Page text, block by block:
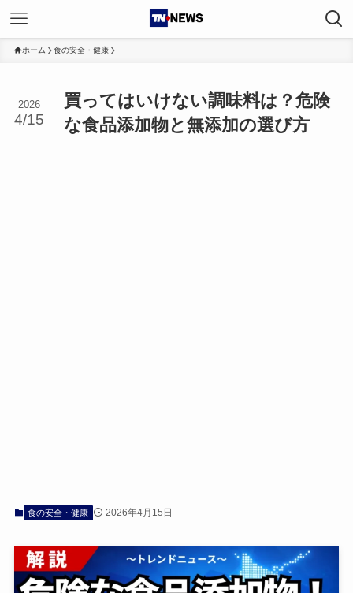
ホーム 食の安全・健康
買ってはいけない調味料は？危険
な食品添加物と無添加の選び方
2026
4/15
食の安全・健康 2026年4月15日